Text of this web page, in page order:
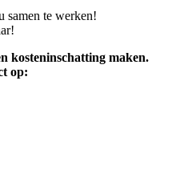
samen te werken!
kosteninschatting maken.
op: